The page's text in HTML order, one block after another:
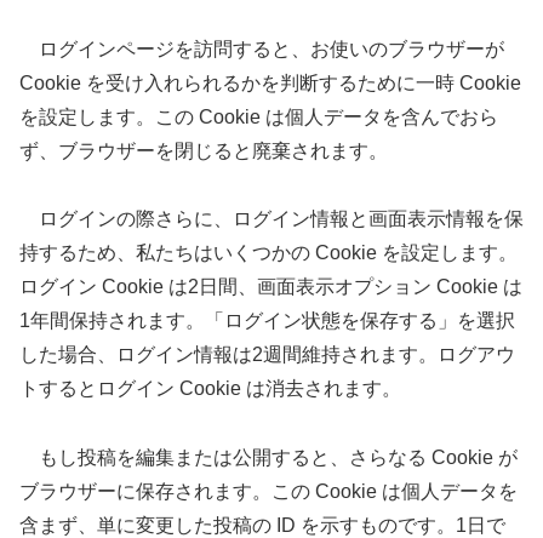
ログインページを訪問すると、お使いのブラウザーが
Cookie を受け入れられるかを判断するために一時 Cookie
を設定します。この Cookie は個人データを含んでおら
ず、ブラウザーを閉じると廃棄されます。
ログインの際さらに、ログイン情報と画面表示情報を保
持するため、私たちはいくつかの Cookie を設定します。
ログイン Cookie は2日間、画面表示オプション Cookie は
1年間保持されます。「ログイン状態を保存する」を選択
した場合、ログイン情報は2週間維持されます。ログアウ
トするとログイン Cookie は消去されます。
もし投稿を編集または公開すると、さらなる Cookie が
ブラウザーに保存されます。この Cookie は個人データを
含まず、単に変更した投稿の ID を示すものです。1日で